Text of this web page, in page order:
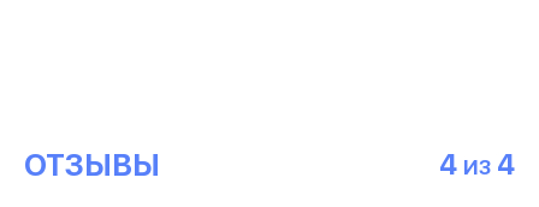
ОТЗЫВЫ 4 ИЗ 4